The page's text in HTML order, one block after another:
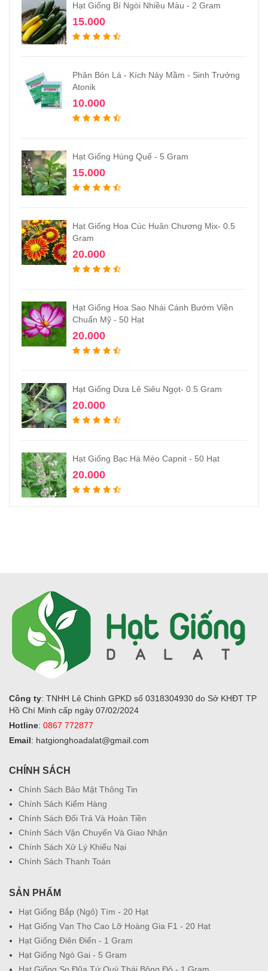
Hạt Giống Bí Ngòi Nhiều Màu - 2 Gram
15.000
Phân Bón Lá - Kích Nảy Mầm - Sinh Trưởng
Atonik
10.000
Hạt Giống Húng Quế - 5 Gram
15.000
Hạt Giống Hoa Cúc Huân Chương Mix- 0.5
Gram
20.000
Hạt Giống Hoa Sao Nhái Cánh Bướm Viền
Chuẩn Mỹ - 50 Hạt
20.000
Hạt Giống Dưa Lê Siêu Ngọt- 0.5 Gram
20.000
Hạt Giống Bạc Hà Mèo Capnit - 50 Hạt
20.000
Công ty: TNHH Lê Chinh GPKD số 0318304930 do Sở KHĐT TP
Hồ Chí Minh cấp ngày 07/02/2024
Hotline: 0867 772877
Email: hatgionghoadalat@gmail.com
CHÍNH SÁCH
Chính Sách Bảo Mật Thông Tin
Chính Sách Kiểm Hàng
Chính Sách Đổi Trả Và Hoàn Tiền
Chính Sách Vận Chuyển Và Giao Nhận
Chính Sách Xử Lý Khiếu Nại
Chính Sách Thanh Toán
SẢN PHẨM
Hạt Giống Bắp (Ngô) Tím - 20 Hạt
Hạt Giống Vạn Thọ Cao Lỡ Hoàng Gia F1 - 20 Hạt
Hạt Giống Điên Điển - 1 Gram
Hạt Giống Ngò Gai - 5 Gram